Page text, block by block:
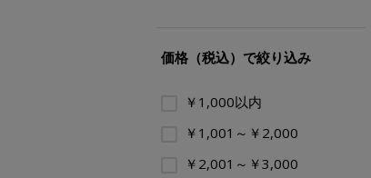
旬を贈る摘みたて新茶
価格（税込）で絞り込み
￥1,000以内
￥1,001～￥2,000
￥2,001～￥3,000